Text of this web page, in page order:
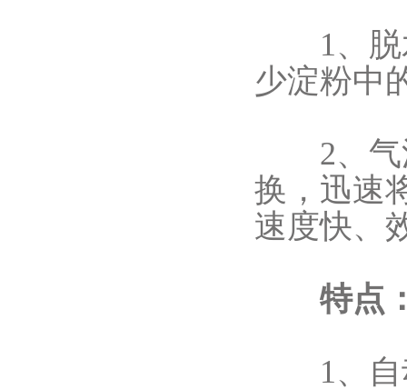
1、脱水
少淀粉中
2、气流
换，迅速
速度快、
特点
1、自动